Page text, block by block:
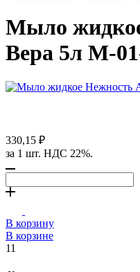
Мыло
Вера 5л М-
330,15 ₽
за 1 шт. НДС 22%.
В корзину
В корзине
11